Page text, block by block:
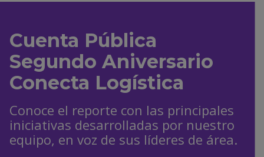
Cuenta Pública
Segundo Aniversario
Conecta Logística
Conoce el reporte con las principales
iniciativas desarrolladas por nuestro
equipo, en voz de sus líderes de área.